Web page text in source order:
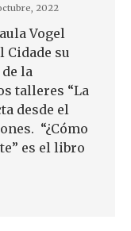
2022
Vogel
Cidade su
la
talleres “La
desde el
“¿Cómo
es el libro